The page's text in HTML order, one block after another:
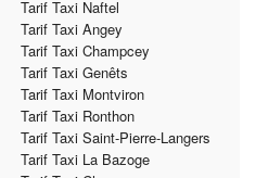
Tarif Taxi Naftel
Tarif Taxi Angey
Tarif Taxi Champcey
Tarif Taxi Genêts
Tarif Taxi Montviron
Tarif Taxi Ronthon
Tarif Taxi Saint-Pierre-Langers
Tarif Taxi La Bazoge